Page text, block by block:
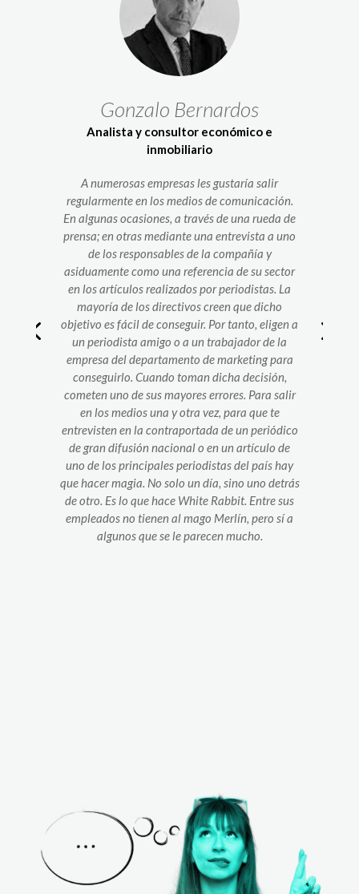
Gonzalo Bernardos
Analista y consultor económico e
inmobiliario
A numerosas empresas les gustaría salir
regularmente en los medios de comunicación.
En algunas ocasiones, a través de una rueda de
prensa; en otras mediante una entrevista a uno
de los responsables de la compañía y
asiduamente como una referencia de su sector
en los artículos realizados por periodistas. La
mayoría de los directivos creen que dicho
objetivo es fácil de conseguir. Por tanto, eligen a
un periodista amigo o a un trabajador de la
empresa del departamento de marketing para
conseguirlo. Cuando toman dicha decisión,
cometen uno de sus mayores errores. Para salir
en los medios una y otra vez, para que te
entrevisten en la contraportada de un periódico
de gran difusión nacional o en un artículo de
uno de los principales periodistas del país hay
que hacer magia. No solo un día, sino uno detrás
de otro. Es lo que hace White Rabbit. Entre sus
empleados no tienen al mago Merlín, pero sí a
algunos que se le parecen mucho.